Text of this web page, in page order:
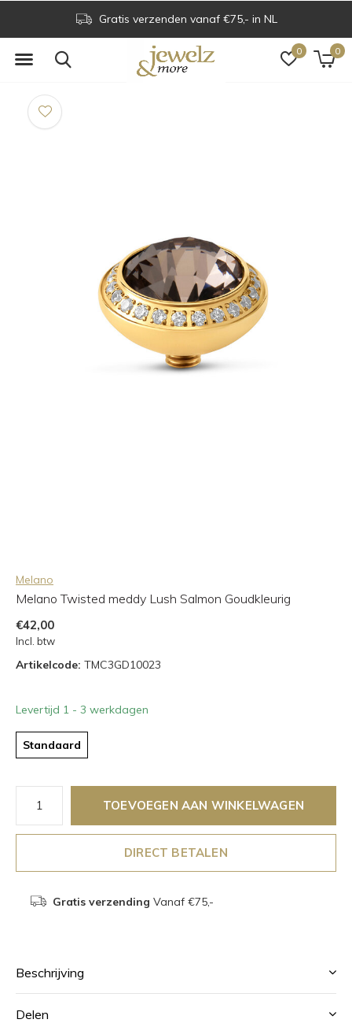
0 0
Gratis verzenden vanaf €75,- in NL
Melano
Melano Twisted meddy Lush Salmon Goudkleurig
€42,00
Incl. btw
Artikelcode: TMC3GD10023
Levertijd 1 - 3 werkdagen
Standaard
TOEVOEGEN AAN WINKELWAGEN
DIRECT BETALEN
Gratis verzending Vanaf €75,-
Beschrijving
Delen